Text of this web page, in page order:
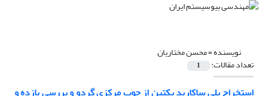
نویسنده =محسن مختاریان
تعداد مقالات: 1